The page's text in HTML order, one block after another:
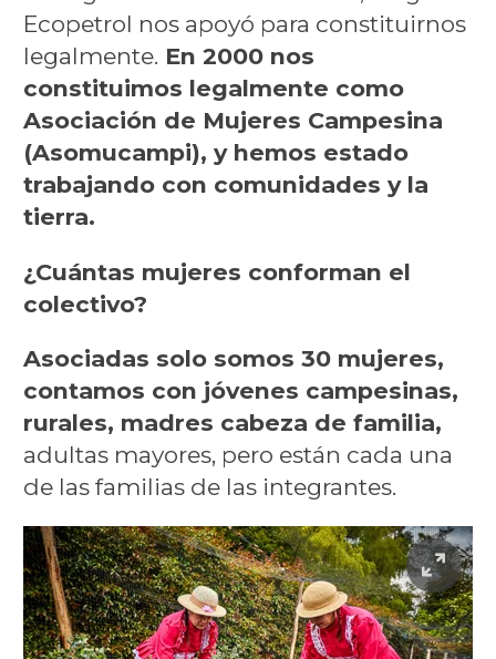
Ecopetrol nos apoyó para constituirnos
legalmente. En 2000 nos
constituimos legalmente como
Asociación de Mujeres Campesina
(Asomucampi), y hemos estado
trabajando con comunidades y la
tierra.
¿Cuántas mujeres conforman el
colectivo?
Asociadas solo somos 30 mujeres,
contamos con jóvenes campesinas,
rurales, madres cabeza de familia,
adultas mayores, pero están cada una
de las familias de las integrantes.